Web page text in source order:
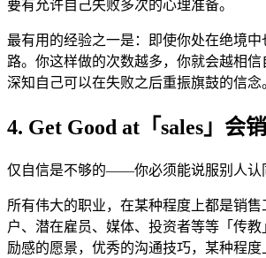
要有允许自己失败多次的心理准备。
最有用的经验之一是：即使你处在绝境中
路。你这样做的次数越多，你就会越相
深知自己可以在失败之后重振旗鼓的信念
4. Get Good at「sales」会
仅自信是不够的——你必须能说服别人认
所有伟大的职业，在某种程度上都是销
户、潜在雇员、媒体、投资者等等「传
励感的愿景，优秀的沟通技巧，某种程